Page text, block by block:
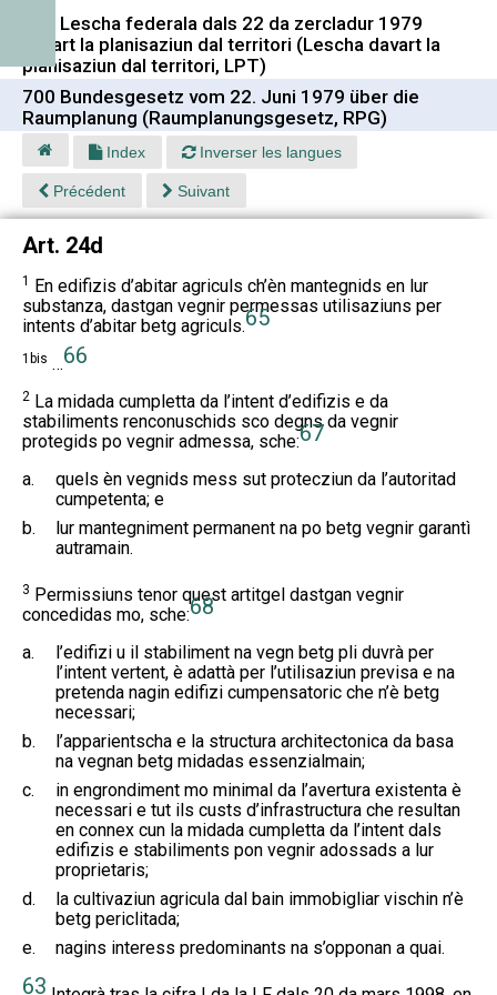
700 Lescha federala dals 22 da zercladur 1979
davart la planisaziun dal territori (Lescha davart la
planisaziun dal territori, LPT)
700 Bundesgesetz vom 22. Juni 1979 über die
Raumplanung (Raumplanungsgesetz, RPG)
Index Inverser les langues
Précédent Suivant
Art. 24d
1 En edifizis d’abitar agriculs ch’èn mantegnids en lur
substanza, dastgan vegnir permessas utilisaziuns per
intents d’abitar betg agriculs.65
1bis …66
2 La midada cumpletta da l’intent d’edifizis e da
stabiliments renconuschids sco degns da vegnir
protegids po vegnir admessa, sche:67
a.
quels èn vegnids mess sut protecziun da l’autoritad
cumpetenta; e
b.
lur mantegniment permanent na po betg vegnir garantì
autramain.
3 Permissiuns tenor quest artitgel dastgan vegnir
concedidas mo, sche:68
a.
l’edifizi u il stabiliment na vegn betg pli duvrà per
l’intent vertent, è adattà per l’utilisaziun previsa e na
pretenda nagin edifizi cumpensatoric che n’è betg
necessari;
b.
l’apparientscha e la structura architectonica da basa
na vegnan betg midadas essenzialmain;
c.
in engrondiment mo minimal da l’avertura existenta è
necessari e tut ils custs d’infrastructura che resultan
en connex cun la midada cumpletta da l’intent dals
edifizis e stabiliments pon vegnir adossads a lur
proprietaris;
d.
la cultivaziun agricula dal bain immobigliar vischin n’è
betg periclitada;
e.
nagins interess predominants na s’opponan a quai.
63